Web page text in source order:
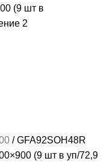
GFA92SOH48R
(9 шт в уп/72,9